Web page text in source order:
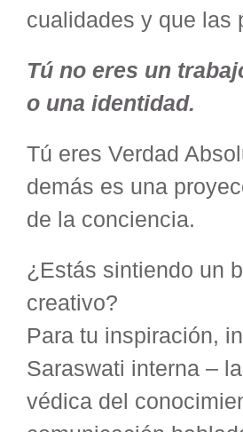
cualidades y que las
Tú no eres un
o una identidad.
Tú eres Verdad
demás es una
de la conciencia.
¿Estás sintiendo un
creativo?
Para tu inspiración,
Saraswati interna –
védica del